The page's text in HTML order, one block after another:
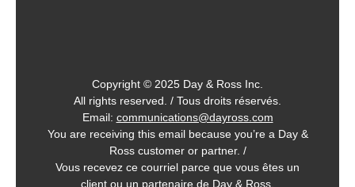
Copyright © 2025 Day & Ross Inc.
All rights reserved. / Tous droits réservés.
Email: communications@dayross.com
You are receiving this email because you’re a Day &
Ross customer or partner. /
Vous recevez ce courriel parce que vous êtes un
client ou un partenaire de Day & Ross.